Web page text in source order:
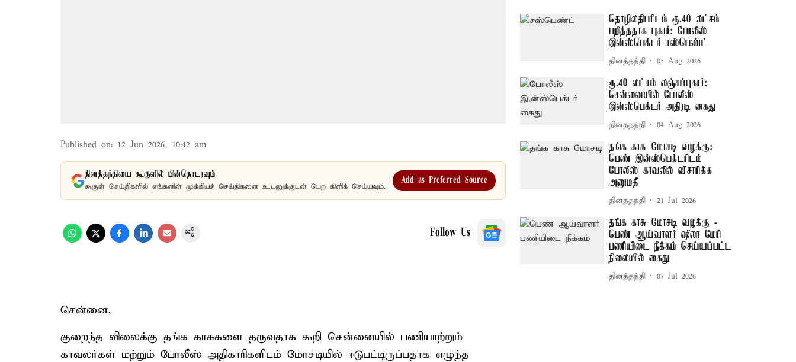
Published on: 12 Jun 2026, 10:42 am
தினத்தந்தியை கூகுளில் பின்தொடரவும்
கூகுள் செய்திகளில் எங்களின் முக்கியச் செய்திகளை உடனுக்குடன் பெற கிளிக் செய்யவும்.
Add as Preferred Source
Follow Us
சென்னை,
குறைந்த விலைக்கு தங்க காசுகளை தருவதாக கூறி சென்னையில் பணியாற்றும்
காவலர்கள் மற்றும் போலீஸ் அதிகாரிகளிடம் மோசடியில் ஈடுபட்டிருப்பதாக எழுந்த
தொழிலதிபரிடம் ரூ.40 லட்சம்
பறித்ததாக புகார்: போலீஸ்
இன்ஸ்பெக்டர் சஸ்பெண்ட்
தினத்தந்தி 05 Aug 2026
ரூ.40 லட்சம் லஞ்சப்புகார்:
சென்னையில் போலீஸ்
இன்ஸ்பெக்டர் அதிரடி கைது
தினத்தந்தி 04 Aug 2026
தங்க காசு மோசடி வழக்கு:
பெண் இன்ஸ்பெக்டரிடம்
போலீஸ் காவலில் விசாரிக்க
அனுமதி
தினத்தந்தி 21 Jul 2026
தங்க காசு மோசடி வழக்கு -
பெண் ஆய்வாளர் ஷீலா மேரி
பணியிடை நீக்கம் செய்யப்பட்ட
நிலையில் கைது
தினத்தந்தி 07 Jul 2026